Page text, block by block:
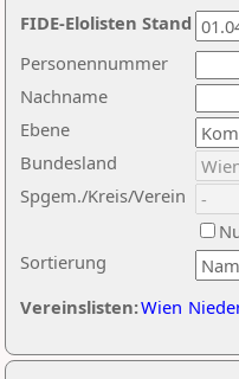
Nachname
Ebene
Sortierung
Personennummer
Bundesland
Spgem./Kreis/Verein
Vereinslisten:Wien
FIDE-Elolisten Stand